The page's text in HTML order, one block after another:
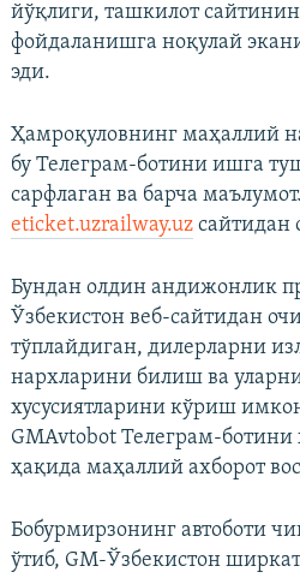
йўқлиги, ташкилот
фойдаланишга ноқулай
эди.
Ҳамроқуловнинг маҳаллий
бу Телеграм-ботини ишга
сарфлаган ва барча
eticket.uzrailway.uz сайтидан
Бундан олдин андижонлик
Ўзбекистон веб-сайтидан
тўплайдиган, дилерларни
нархларини билиш ва
хусусиятларини кўриш
GMAvtobot Телеграм-
ҳақида маҳаллий ахборот
Бобурмирзонинг автоботи
ўтиб, GM-Ўзбекистон